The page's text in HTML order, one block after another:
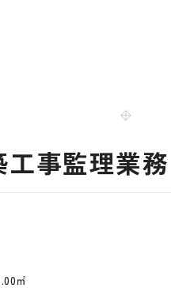
事監理業務